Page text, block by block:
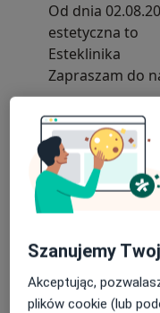
Od dnia 02.08.2021 Angelius -
estetyczna to
Esteklinika
Zapraszam do
11/08/2021
Szanujemy
Akceptując,
plików cookie (lub